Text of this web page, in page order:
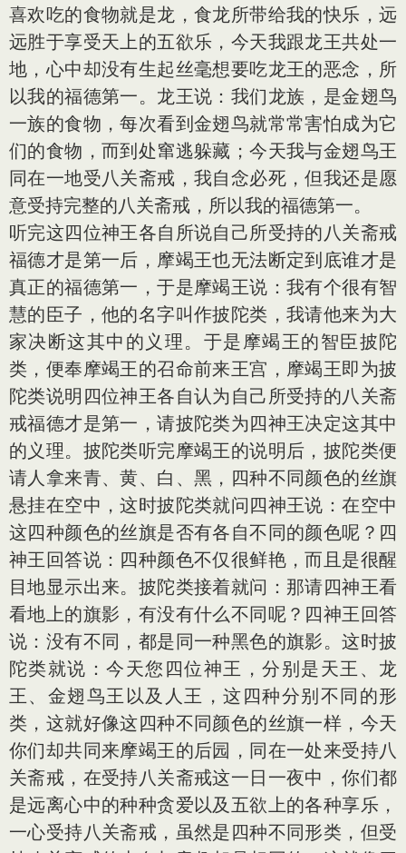
喜欢吃的食物就是龙，食龙所带给我的快乐，远
远胜于享受天上的五欲乐，今天我跟龙王共处一
地，心中却没有生起丝毫想要吃龙王的恶念，所
以我的福德第一。龙王说：我们龙族，是金翅鸟
一族的食物，每次看到金翅鸟就常常害怕成为它
们的食物，而到处窜逃躲藏；今天我与金翅鸟王
同在一地受八关斋戒，我自念必死，但我还是愿
意受持完整的八关斋戒，所以我的福德第一。
听完这四位神王各自所说自己所受持的八关斋戒
福德才是第一后，摩竭王也无法断定到底谁才是
真正的福德第一，于是摩竭王说：我有个很有智
慧的臣子，他的名字叫作披陀类，我请他来为大
家决断这其中的义理。于是摩竭王的智臣披陀
类，便奉摩竭王的召命前来王宫，摩竭王即为披
陀类说明四位神王各自认为自己所受持的八关斋
戒福德才是第一，请披陀类为四神王决定这其中
的义理。披陀类听完摩竭王的说明后，披陀类便
请人拿来青、黄、白、黑，四种不同颜色的丝旗
悬挂在空中，这时披陀类就问四神王说：在空中
这四种颜色的丝旗是否有各自不同的颜色呢？四
神王回答说：四种颜色不仅很鲜艳，而且是很醒
目地显示出来。披陀类接着就问：那请四神王看
看地上的旗影，有没有什么不同呢？四神王回答
说：没有不同，都是同一种黑色的旗影。这时披
陀类就说：今天您四位神王，分别是天王、龙
王、金翅鸟王以及人王，这四种分别不同的形
类，这就好像这四种不同颜色的丝旗一样，今天
你们却共同来摩竭王的后园，同在一处来受持八
关斋戒，在受持八关斋戒这一日一夜中，你们都
是远离心中的种种贪爱以及五欲上的各种享乐，
一心受持八关斋戒，虽然是四种不同形类，但受